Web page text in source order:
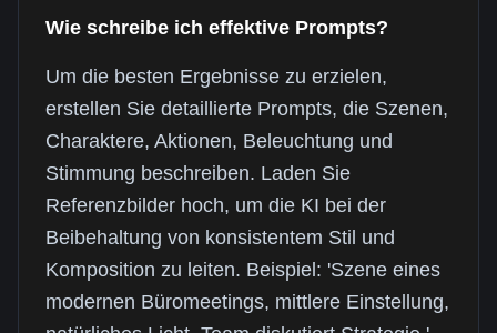
Wie schreibe ich effektive Prompts?
Um die besten Ergebnisse zu erzielen,
erstellen Sie detaillierte Prompts, die Szenen,
Charaktere, Aktionen, Beleuchtung und
Stimmung beschreiben. Laden Sie
Referenzbilder hoch, um die KI bei der
Beibehaltung von konsistentem Stil und
Komposition zu leiten. Beispiel: 'Szene eines
modernen Büromeetings, mittlere Einstellung,